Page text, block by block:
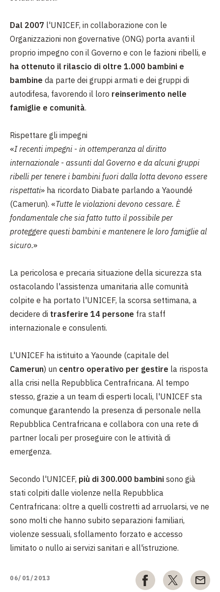
Dal 2007 l'UNICEF, in collaborazione con le
Organizzazioni non governative (ONG) porta avanti il
proprio impegno con il Governo e con le fazioni ribelli, e
ha ottenuto il rilascio di oltre 1.000 bambini e
bambine da parte dei gruppi armati e dei gruppi di
autodifesa, favorendo il loro reinserimento nelle
famiglie e comunità.
Rispettare gli impegni
«I recenti impegni - in ottemperanza al diritto
internazionale - assunti dal Governo e da alcuni gruppi
ribelli per tenere i bambini fuori dalla lotta devono essere
rispettati» ha ricordato Diabate parlando a Yaoundé
(Camerun). «Tutte le violazioni devono cessare. È
fondamentale che sia fatto tutto il possibile per
proteggere questi bambini e mantenere le loro famiglie al
sicuro.»
La pericolosa e precaria situazione della sicurezza sta
ostacolando l'assistenza umanitaria alle comunità
colpite e ha portato l'UNICEF, la scorsa settimana, a
decidere di trasferire 14 persone fra staff
internazionale e consulenti.
L'UNICEF ha istituito a Yaounde (capitale del
Camerun) un centro operativo per gestire la risposta
alla crisi nella Repubblica Centrafricana. Al tempo
stesso, grazie a un team di esperti locali, l'UNICEF sta
comunque garantendo la presenza di personale nella
Repubblica Centrafricana e collabora con una rete di
partner locali per proseguire con le attività di
emergenza.
Secondo l'UNICEF, più di 300.000 bambini sono già
stati colpiti dalle violenze nella Repubblica
Centrafricana: oltre a quelli costretti ad arruolarsi, ve ne
sono molti che hanno subito separazioni familiari,
violenze sessuali, sfollamento forzato e accesso
limitato o nullo ai servizi sanitari e all'istruzione.
06/01/2013